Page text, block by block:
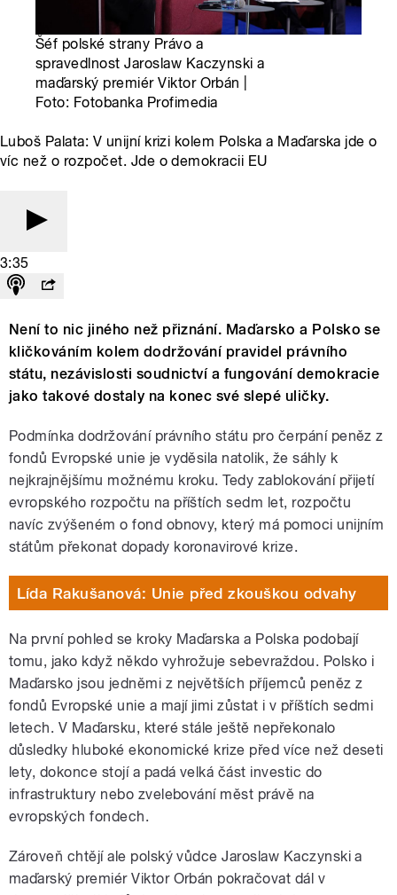
Šéf polské strany Právo a
spravedlnost Jaroslaw Kaczynski a
maďarský premiér Viktor Orbán |
Foto: Fotobanka Profimedia
Luboš Palata: V unijní krizi kolem Polska a Maďarska jde o
víc než o rozpočet. Jde o demokracii EU
3:35
Není to nic jiného než přiznání. Maďarsko a Polsko se
kličkováním kolem dodržování pravidel právního
státu, nezávislosti soudnictví a fungování demokracie
jako takové dostaly na konec své slepé uličky.
Podmínka dodržování právního státu pro čerpání peněz z
fondů Evropské unie je vyděsila natolik, že sáhly k
nejkrajnějšímu možnému kroku. Tedy zablokování přijetí
evropského rozpočtu na příštích sedm let, rozpočtu
navíc zvýšeném o fond obnovy, který má pomoci unijním
státům překonat dopady koronavirové krize.
Lída Rakušanová: Unie před zkouškou odvahy
Na první pohled se kroky Maďarska a Polska podobají
tomu, jako když někdo vyhrožuje sebevraždou. Polsko i
Maďarsko jsou jedněmi z největších příjemců peněz z
fondů Evropské unie a mají jimi zůstat i v příštích sedmi
letech. V Maďarsku, které stále ještě nepřekonalo
důsledky hluboké ekonomické krize před více než deseti
lety, dokonce stojí a padá velká část investic do
infrastruktury nebo zvelebování měst právě na
evropských fondech.
Zároveň chtějí ale polský vůdce Jaroslaw Kaczynski a
maďarský premiér Viktor Orbán pokračovat dál v